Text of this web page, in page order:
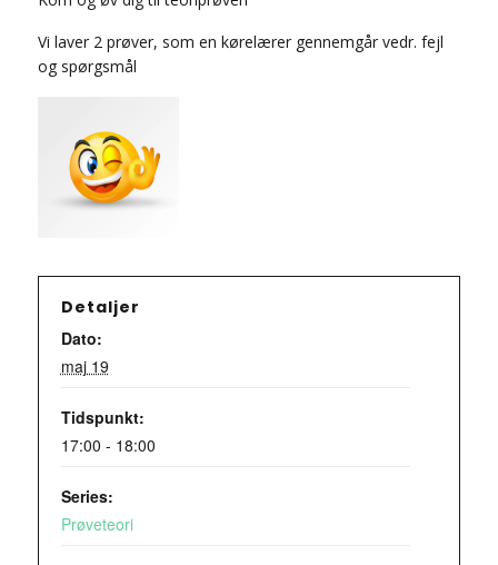
Vi laver 2 prøver, som en kørelærer gennemgår vedr. fejl
og spørgsmål
Detaljer
Dato:
maj 19
Tidspunkt:
17:00 - 18:00
Series:
Prøveteori